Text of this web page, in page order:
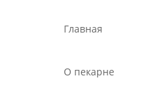
Главная
О пекарне